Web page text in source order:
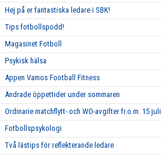
Hej på er fantastiska ledare i SBK!
Tips fotbollspodd!
Magasinet Fotboll
Psykisk hälsa
Appen Vamos Football Fitness
Ändrade öppettider under sommaren
Ordinarie matchflytt- och WO-avgifter fr.o.m. 15 juli
Fotbollspsykologi
Två lästips för reflekterande ledare